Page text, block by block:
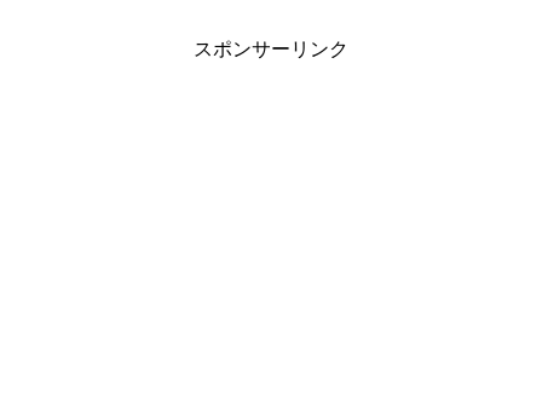
スポンサーリンク